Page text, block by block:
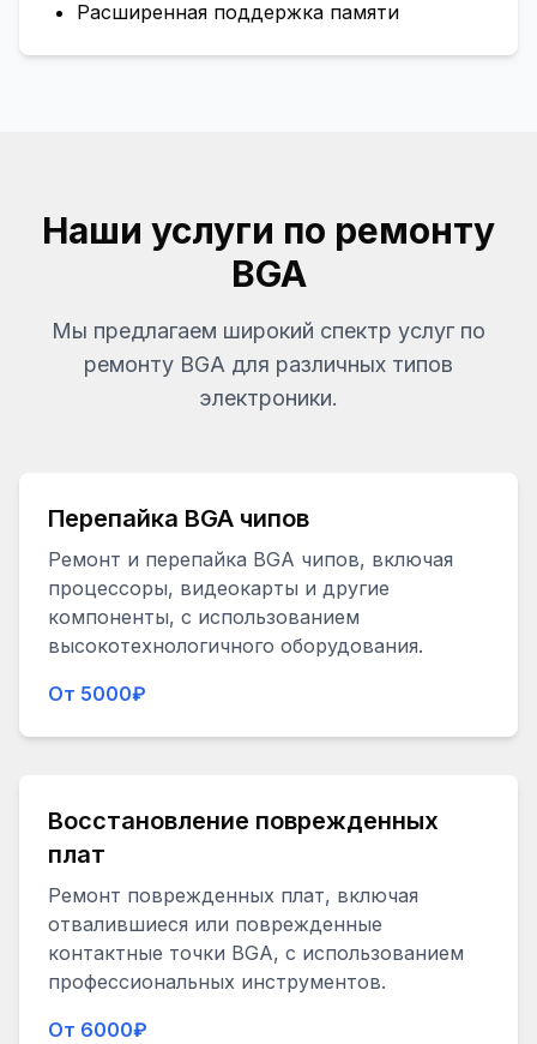
Расширенная поддержка памяти
Наши услуги по ремонту
BGA
Мы предлагаем широкий спектр услуг по
ремонту BGA для различных типов
электроники.
Перепайка BGA чипов
Ремонт и перепайка BGA чипов, включая
процессоры, видеокарты и другие
компоненты, с использованием
высокотехнологичного оборудования.
От 5000₽
Восстановление поврежденных
плат
Ремонт поврежденных плат, включая
отвалившиеся или поврежденные
контактные точки BGA, с использованием
профессиональных инструментов.
От 6000₽